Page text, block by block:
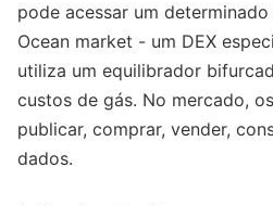
pode acessar um
Ocean market - um DEX
utiliza um equilibrador
custos de gás. No mercado,
publicar, comprar, vender,
dados.